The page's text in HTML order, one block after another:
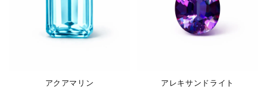
アクアマリン アレキサンドライト